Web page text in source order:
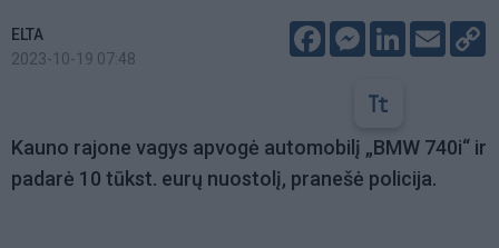
ELTA
2023-10-19 07:48
FacebookMessenger
LinkedIn
Email
Kauno rajone vagys apvogė automobilį „BMW 740i“ ir
padarė 10 tūkst. eurų nuostolį, pranešė policija.